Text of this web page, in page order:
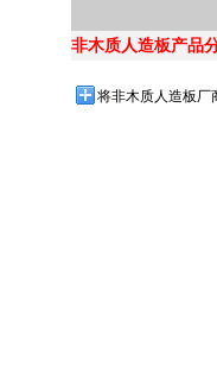
非木质人造板产品
将非木质人造板厂